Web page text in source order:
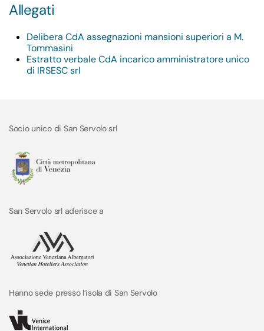
Allegati
Delibera CdA assegnazioni mansioni superiori a M.
Tommasini
Estratto verbale CdA incarico amministratore unico
di IRSESC srl
Socio unico di San Servolo srl
San Servolo srl aderisce a
Hanno sede presso l’isola di San Servolo